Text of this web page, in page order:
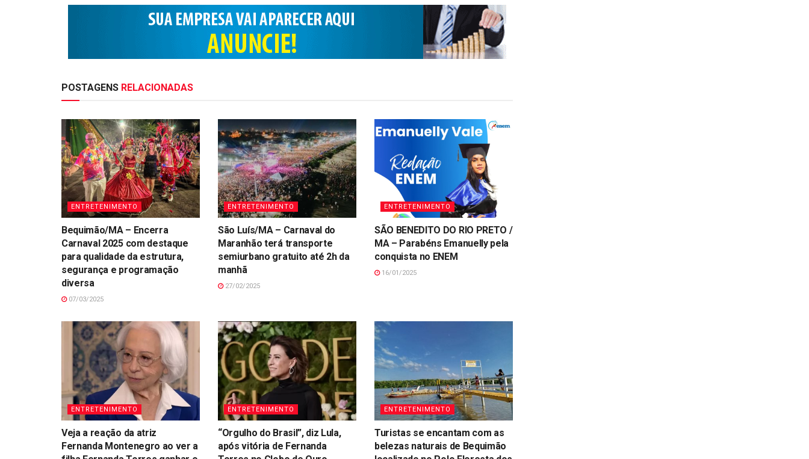
POSTAGENS RELACIONADAS
ENTRETENIMENTO
Bequimão/MA – Encerra
Carnaval 2025 com destaque
para qualidade da estrutura,
segurança e programação
diversa
07/03/2025
ENTRETENIMENTO
São Luís/MA – Carnaval do
Maranhão terá transporte
semiurbano gratuito até 2h da
manhã
27/02/2025
ENTRETENIMENTO
SÃO BENEDITO DO RIO PRETO /
MA – Parabéns Emanuelly pela
conquista no ENEM
16/01/2025
ENTRETENIMENTO
Veja a reação da atriz
Fernanda Montenegro ao ver a
ENTRETENIMENTO
“Orgulho do Brasil”, diz Lula,
após vitória de Fernanda
ENTRETENIMENTO
Turistas se encantam com as
belezas naturais de Bequimão